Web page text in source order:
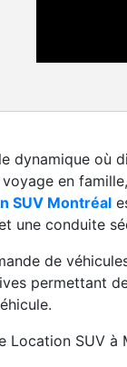
dynamique où
en
SUV Montréal
une conduite
de
permettant
Location SUV à